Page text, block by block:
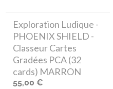
Exploration Ludique -
PHOENIX SHIELD -
Classeur Cartes
Gradées PCA (32
cards) MARRON
55,00 €